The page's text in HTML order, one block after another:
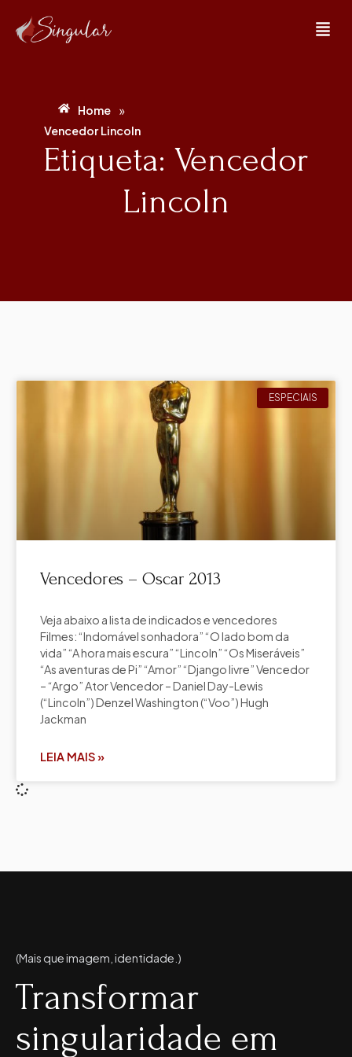
Home »
Vencedor Lincoln
Etiqueta: Vencedor
Lincoln
ESPECIAIS
Vencedores – Oscar 2013
Veja abaixo a lista de indicados e vencedores
Filmes: “Indomável sonhadora” “O lado bom da
vida” “A hora mais escura” “Lincoln” “Os Miseráveis”
“As aventuras de Pi” “Amor” “Django livre” Vencedor
– “Argo” Ator Vencedor – Daniel Day-Lewis
(“Lincoln”) Denzel Washington (“Voo”) Hugh
Jackman
LEIA MAIS »
(Mais que imagem, identidade.)
Transformar
singularidade em